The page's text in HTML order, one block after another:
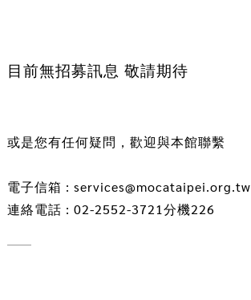
目前無招募訊息 敬請期待
或是您有任何疑問，歡迎與本館聯繫
電子信箱 : services@mocataipei.org.tw
連絡電話 : 02-2552-3721分機226